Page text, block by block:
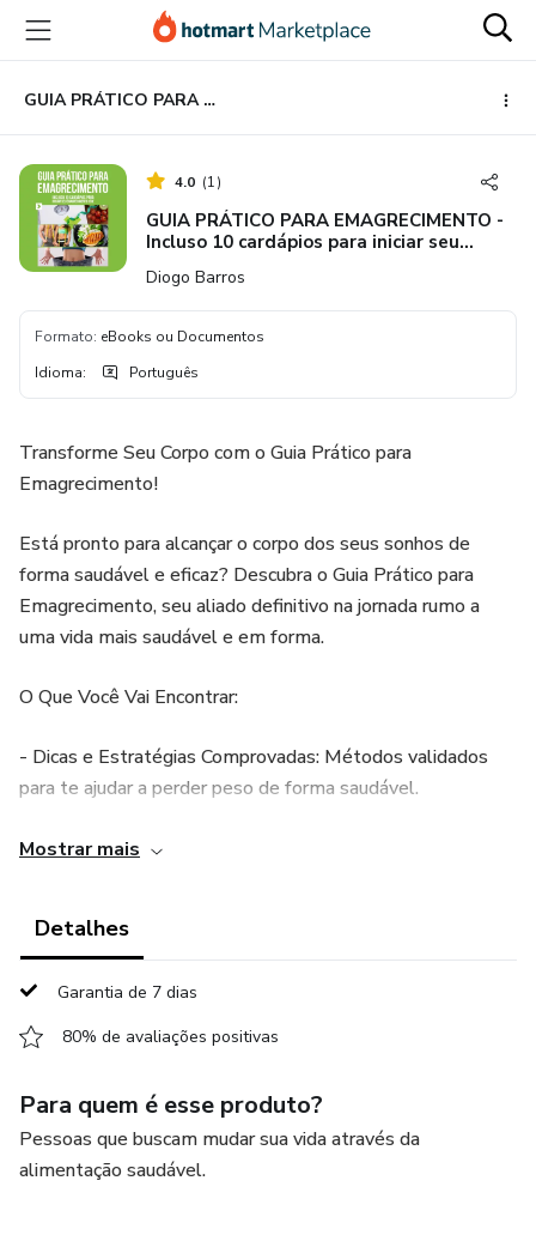
para
conteúdo
principal
para
pagamento
para
rodapé
GUIA PRÁTICO PARA EMAGRECIMENTO - Incluso 10 cardápios para iniciar seu emagrecimento hoje
4.0 (1)
GUIA PRÁTICO PARA EMAGRECIMENTO -
Incluso 10 cardápios para iniciar seu
Diogo Barros
Formato: eBooks ou Documentos
Idioma: Português
Transforme Seu Corpo com o Guia Prático para
Emagrecimento!
Está pronto para alcançar o corpo dos seus sonhos de
forma saudável e eficaz? Descubra o Guia Prático para
Emagrecimento, seu aliado definitivo na jornada rumo a
uma vida mais saudável e em forma.
O Que Você Vai Encontrar:
- Dicas e Estratégias Comprovadas: Métodos validados
para te ajudar a perder peso de forma saudável.
- 10 Cardápios Exclusivos: Tudo o que você precisa para
- Passo a Passo Abrangente: Um guia detalhado para
Para Quem É Este Guia?
- **Iniciantes**: Se você está começando do zero, este
guia é para você.
- **Avançados**: Maximize seus resultados com
Mostrar mais
Detalhes
Garantia de 7 dias
80% de avaliações positivas
Para quem é esse produto?
Pessoas que buscam mudar sua vida através da
alimentação saudável.